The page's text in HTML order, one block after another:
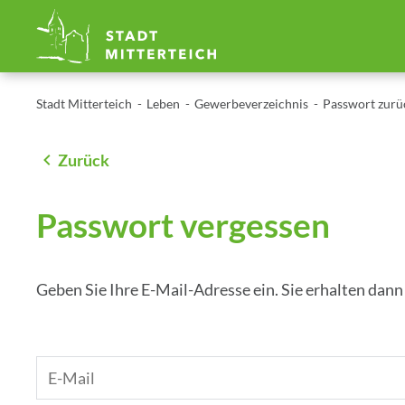
Stadt Mitterteich Leben Gewerbeverzeichnis Passwort
Zurück
Passwort vergessen
Geben Sie Ihre E-Mail-Adresse ein. Sie erhalten